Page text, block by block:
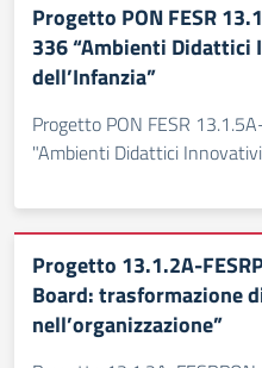
Progetto PON FESR
336 “Ambienti Didattici
dell’Infanzia”
Progetto PON FESR
"Ambienti Didattici
Progetto 13.1.2A-
Board: trasformazione
nell’organizzazione”